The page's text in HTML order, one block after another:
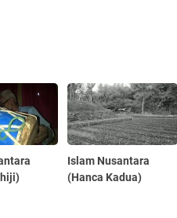
Islam Nusantara
(Hanca Kadua)